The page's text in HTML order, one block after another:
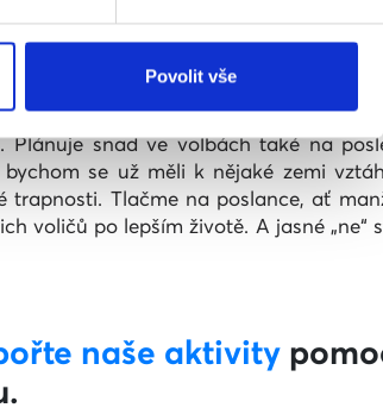
Povolit vše
lidem, kteří řeší sexuální
někdo chce ublížit, zaútočit na ně,
jak se narodili.
a KDU-ČSL, které dlouhodobě
snad ve volbách také na
se už měli k nějaké zemi
trapnosti. Tlačme na poslance, ať
voličů po lepším životě. A jasné „ne“
naše aktivity